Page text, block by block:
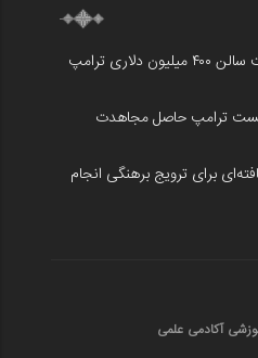
دادگاه آمریکا دستور توقف ساخت سالن ۴۰۰ میلیون دلاری ترامپ
ترامپ حاصل مجاهدت
برای ترویج برهنگی انجام
آکادمی علمی